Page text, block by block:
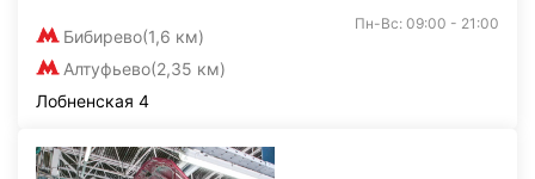
Бибирево(1,6 км)
Алтуфьево(2,35 км)
Пн-Вс: 09:00 - 21:00
Лобненская 4